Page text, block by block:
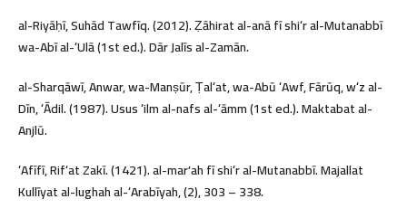
al-Riyāḥī, Suhād Tawfīq. (2012). Ẓāhirat al-anā fī shiʻr al-Mutanabbī
wa-Abī al-ʻUlā (1st ed.). Dār Jalīs al-Zamān.
al-Sharqāwī, Anwar, wa-Manṣūr, Ṭalʻat, wa-Abū ʻAwf, Fārūq, wʻz al-
Dīn, ʻĀdil. (1987). Usus ʻilm al-nafs al-ʻāmm (1st ed.). Maktabat al-
Anjlū.
ʻAfīfī, Rifʻat Zakī. (1421). al-marʼah fī shiʻr al-Mutanabbī. Majallat
Kullīyat al-lughah al-ʻArabīyah, (2), 303 – 338.